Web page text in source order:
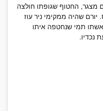
מצגר, החטוף שגופתו חולצה
שהיה ממקימי ניר עוז
אשתו תמי שנחטפה איתו
נכדיו.